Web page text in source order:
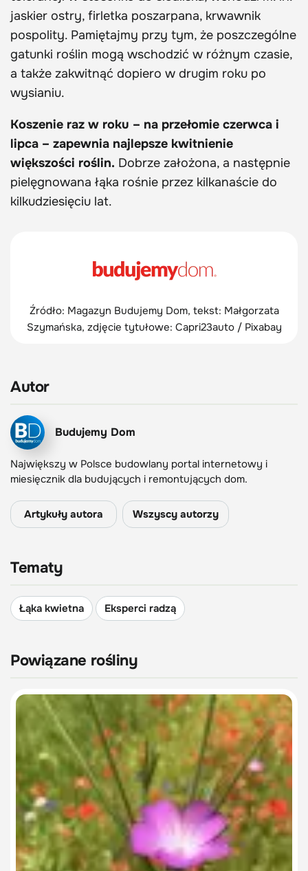
jaskier ostry, firletka poszarpana, krwawnik
pospolity. Pamiętajmy przy tym, że poszczególne
gatunki roślin mogą wschodzić w różnym czasie,
a także zakwitnąć dopiero w drugim roku po
wysianiu.
Koszenie raz w roku – na przełomie czerwca i
lipca – zapewnia najlepsze kwitnienie
większości roślin. Dobrze założona, a następnie
pielęgnowana łąka rośnie przez kilkanaście do
kilkudziesięciu lat.
Źródło: Magazyn Budujemy Dom, tekst: Małgorzata
Szymańska, zdjęcie tytułowe: Capri23auto / Pixabay
Autor
Budujemy Dom
Największy w Polsce budowlany portal internetowy i
miesięcznik dla budujących i remontujących dom.
Artykuły autora Wszyscy autorzy
Tematy
Łąka kwietna Eksperci radzą
Powiązane rośliny